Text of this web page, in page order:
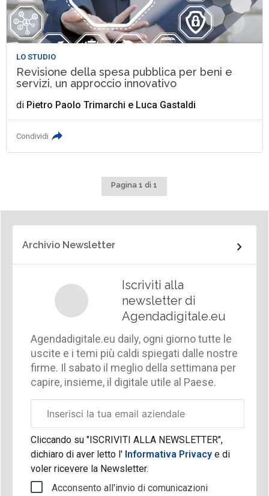
LO STUDIO
Revisione della spesa pubblica per beni e
servizi, un approccio innovativo
di Pietro Paolo Trimarchi e Luca Gastaldi
Condividi
Pagina 1 di 1
Archivio Newsletter
Iscriviti alla
newsletter di
Agendadigitale.eu
Agendadigitale.eu daily, ogni giorno tutte le
uscite e i temi più caldi spiegati dalle nostre
firme. Il sabato il meglio della settimana per
capire, insieme, il digitale utile al Paese.
aziendale
Cliccando su "ISCRIVITI ALLA NEWSLETTER",
dichiaro di aver letto l'Informativa Privacy e di
voler ricevere la Newsletter.
Acconsento all'invio di comunicazioni